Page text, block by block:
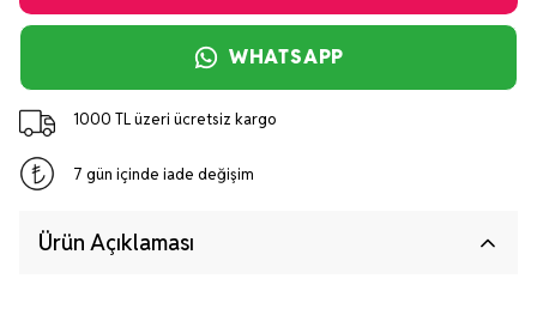
WHATSAPP
1000 TL üzeri ücretsiz kargo
7 gün içinde iade değişim
Ürün Açıklaması